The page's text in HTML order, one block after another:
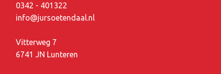
0342 - 401322
info@jursoetendaal.nl
Vitterweg 7
6741 JN Lunteren